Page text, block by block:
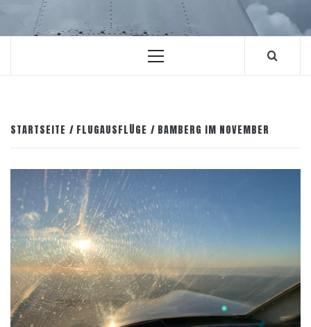
Primäres
STARTSEITE FLUGAUSFLÜGE BAMBERG IM NOVEMBER